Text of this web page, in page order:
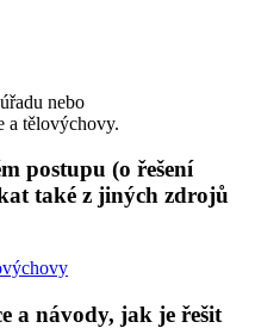
nebo
a tělovýchovy.
postupu (o řešení
také z jiných zdrojů
a návody, jak je řešit